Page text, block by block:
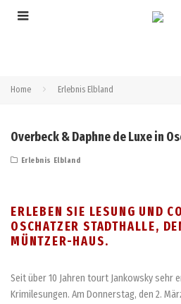
Home Erlebnis Elbland
Overbeck & Daphne de Luxe in
Erlebnis Elbland
ERLEBEN SIE LESUNG UND
OSCHATZER STADTHALLE,
MÜNTZER-HAUS.
Seit über 10 Jahren tourt Jankowsky sehr
Krimilesungen. Am Donnerstag, den 2.